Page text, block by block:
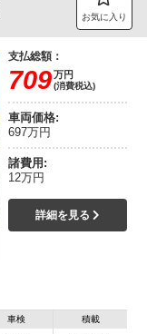
お気に入り
支払総額：
709万円
(消費税込)
車両価格:
697万円
諸費用:
12万円
詳細を見る
車検 積載